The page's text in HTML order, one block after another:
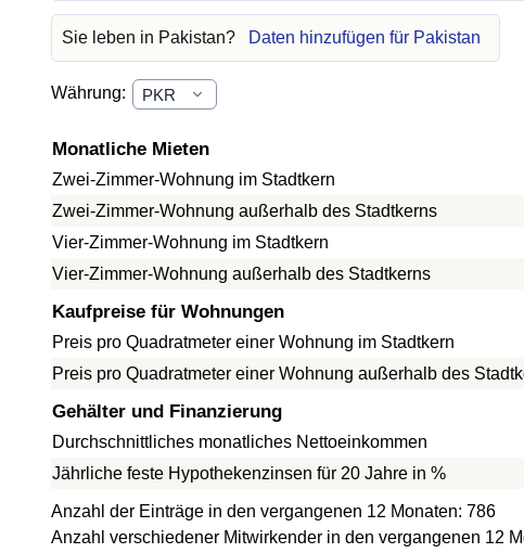
Sie leben in Pakistan? Daten hinzufügen für Pakistan
Währung:
Monatliche Mieten
Zwei-Zimmer-Wohnung im Stadtkern
Zwei-Zimmer-Wohnung außerhalb des Stadtkerns
Vier-Zimmer-Wohnung im Stadtkern
Vier-Zimmer-Wohnung außerhalb des Stadtkerns
Kaufpreise für Wohnungen
Preis pro Quadratmeter einer Wohnung im Stadtkern
Preis pro Quadratmeter einer Wohnung außerhalb des
Gehälter und Finanzierung
Durchschnittliches monatliches Nettoeinkommen
Jährliche feste Hypothekenzinsen für 20 Jahre in %
Anzahl der Einträge in den vergangenen 12 Monaten: 786
Anzahl verschiedener Mitwirkender in den vergangenen 12